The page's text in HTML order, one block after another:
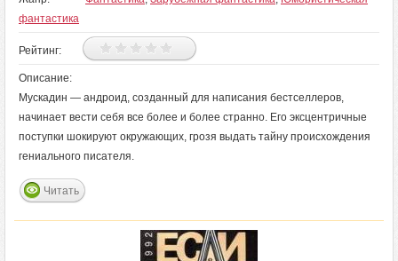
фантастика
Рейтинг:
Описание:
Мускадин — андроид, созданный для написания бестселлеров,
начинает вести себя все более и более странно. Его эксцентричные
поступки шокируют окружающих, грозя выдать тайну происхождения
гениального писателя.
Читать